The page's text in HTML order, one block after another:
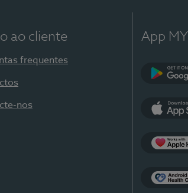
ao cliente
frequentes
nos
App